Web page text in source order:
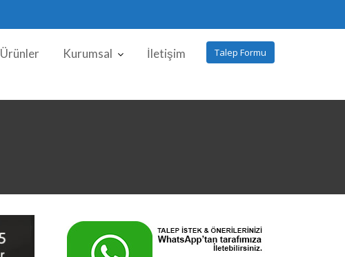
Talep Formu
Ürünler Kurumsal İletişim